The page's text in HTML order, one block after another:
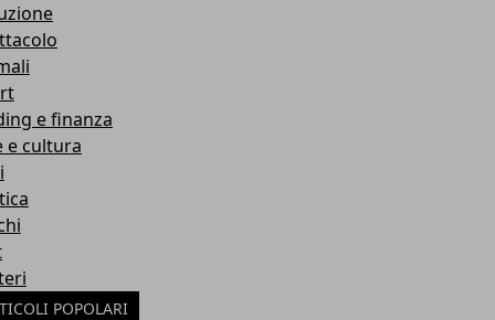
e finanza
e cultura
POPOLARI